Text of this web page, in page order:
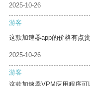
2025-10-26
游客
这款加速器app的价格有点
2025-10-26
游客
这款加速器VPM应用程序